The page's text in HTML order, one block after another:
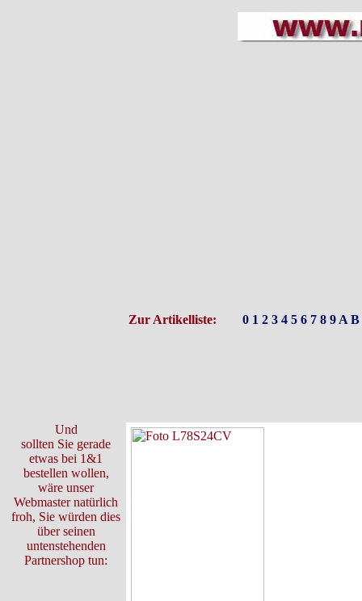
Zur Artikelliste: 0 1 2 3 4 5 6 7 8 9 A B
Und
sollten Sie gerade
etwas bei 1&1
bestellen wollen,
wäre unser
Webmaster natürlich
froh, Sie würden dies
über seinen
untenstehenden
Partnershop tun: